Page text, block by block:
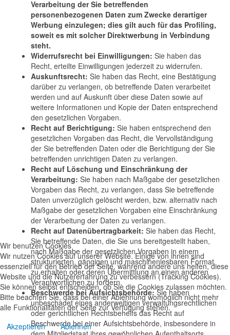
Verarbeitung der Sie betreffenden
personenbezogenen Daten zum Zwecke derartiger
Werbung einzulegen; dies gilt auch für das Profiling,
soweit es mit solcher Direktwerbung in Verbindung
steht.
Widerrufsrecht bei Einwilligungen: Sie haben das
Recht, erteilte Einwilligungen jederzeit zu widerrufen.
Auskunftsrecht: Sie haben das Recht, eine Bestätigung
darüber zu verlangen, ob betreffende Daten verarbeitet
werden und auf Auskunft über diese Daten sowie auf
weitere Informationen und Kopie der Daten entsprechend
den gesetzlichen Vorgaben.
Recht auf Berichtigung: Sie haben entsprechend den
gesetzlichen Vorgaben das Recht, die Vervollständigung
der Sie betreffenden Daten oder die Berichtigung der Sie
betreffenden unrichtigen Daten zu verlangen.
Recht auf Löschung und Einschränkung der
Verarbeitung: Sie haben nach Maßgabe der gesetzlichen
Vorgaben das Recht, zu verlangen, dass Sie betreffende
Daten unverzüglich gelöscht werden, bzw. alternativ nach
Maßgabe der gesetzlichen Vorgaben eine Einschränkung
der Verarbeitung der Daten zu verlangen.
Recht auf Datenübertragbarkeit: Sie haben das Recht,
Sie betreffende Daten, die Sie uns bereitgestellt haben,
nach Maßgabe der gesetzlichen Vorgaben in einem
strukturierten, gängigen und maschinenlesbaren Format
zu erhalten oder deren Übermittlung an einen anderen
Verantwortlichen zu fordern.
Beschwerde bei Aufsichtsbehörde:Sie haben
unbeschadet eines anderweitigen verwaltungsrechtlichen
oder gerichtlichen Rechtsbehelfs das Recht auf
Beschwerde bei einer Aufsichtsbehörde, insbesondere in
Wir benutzen Cookies
Wir nutzen Cookies auf unserer Website. Einige von ihnen sind
essenziell für den Betrieb der Seite, während andere uns helfen, diese
Website und die Nutzererfahrung zu verbessern (Tracking Cookies).
Sie können selbst entscheiden, ob Sie die Cookies zulassen möchten.
Bitte beachten Sie, dass bei einer Ablehnung womöglich nicht mehr
alle Funktionalitäten der Seite zur Verfügung stehen.
Akzeptieren
Ablehnen